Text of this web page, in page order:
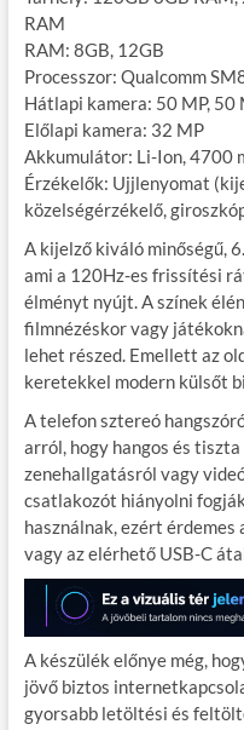
RAM
RAM: 8GB, 12GB
Processzor: Qualcomm
Hátlapi kamera: 50 MP, 50
Előlapi kamera: 32 MP
Akkumulátor: Li-Ion, 4700
Érzékelők: Ujjlenyomat
közelségérzékelő,
A kijelző kiváló minőségű,
ami a 120Hz-es frissítési
élményt nyújt. A színek
filmnézéskor vagy
lehet részed. Emellett az
keretekkel modern külsőt
A telefon sztereó
arról, hogy hangos és
zenehallgatásról vagy
csatlakozót hiányolni
használnak, ezért
vagy az elérhető USB-C
A készülék előnye még,
jövő biztos
gyorsabb letöltési és